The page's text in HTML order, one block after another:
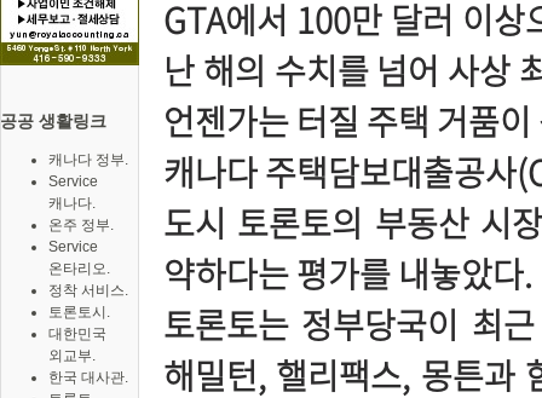
공공 생활링크
캐나다 정부.
Service
캐나다.
온주 정부.
Service
온타리오.
정착 서비스.
토론토시.
대한민국
외교부.
한국 대사관.
GTA에서 100만 달러 이
난 해의 수치를 넘어 사상
언젠가는 터질 주택 거품
캐나다 주택담보대출공사
도시 토론토의 부동산 시
약하다는 평가를 내놓았다.
토론토는 정부당국이 최
해밀턴, 핼리팩스, 몽튼과